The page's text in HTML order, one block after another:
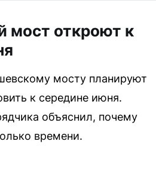
мост откроют к
мосту планируют
к середине июня.
объяснил, почему
времени.